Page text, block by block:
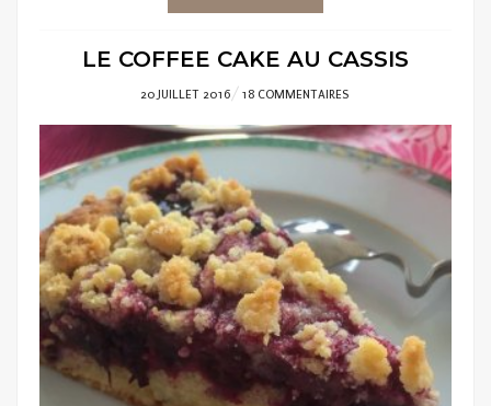
LE COFFEE CAKE AU CASSIS
POSTED
ON
20 JUILLET 2016 18 COMMENTAIRES